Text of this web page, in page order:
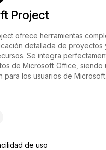
Project
ofrece herramientas
detallada de proyectos
Se integra
de Microsoft Office, siendo
para los usuarios de Microsoft.
de uso